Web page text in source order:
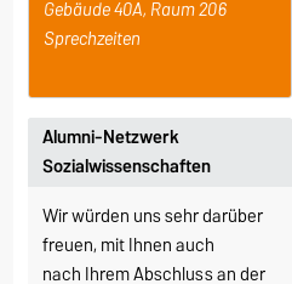
Gebäude 40A, Raum 206
Sprechzeiten
Alumni-Netzwerk
Sozialwissenschaften
Wir würden uns sehr darüber
freuen, mit Ihnen auch
nach Ihrem Abschluss an der